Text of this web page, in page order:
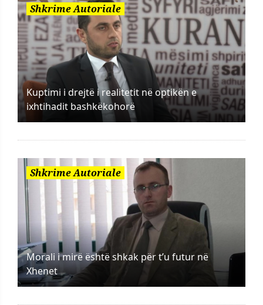
Shkrime Autoriale
Kuptimi i drejtë i realitetit në optikën e
ixhtihadit bashkëkohorë
Shkrime Autoriale
Morali i mirë është shkak për t’u futur në
Xhenet